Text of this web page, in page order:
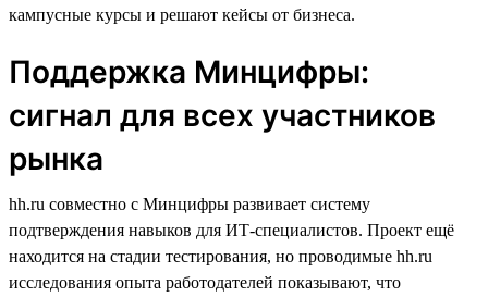
кампусные курсы и решают кейсы от бизнеса.
Поддержка Минцифры:
сигнал для всех участников
рынка
hh.ru совместно с Минцифры развивает систему
подтверждения навыков для ИТ-специалистов. Проект ещё
находится на стадии тестирования, но проводимые hh.ru
исследования опыта работодателей показывают, что